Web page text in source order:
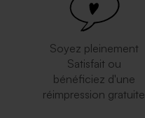
Soyez pleinement
Satisfait ou
bénéficiez d'une
réimpression gratuite